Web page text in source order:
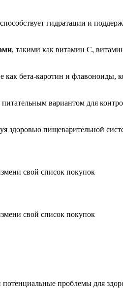
гидратации и
, такими как витамин C,
как бета-каротин и флавоноиды,
питательным вариантом для
здоровью пищеварительной
свой список покупок
свой список покупок
проблемы для